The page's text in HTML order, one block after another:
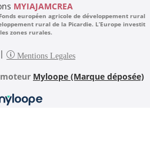
MYIAJAMCREA
européen agricole de développement rural
rural de la Picardie. L’Europe investit
zones rurales.
| Mentions Legales
Myloope (Marque déposée)